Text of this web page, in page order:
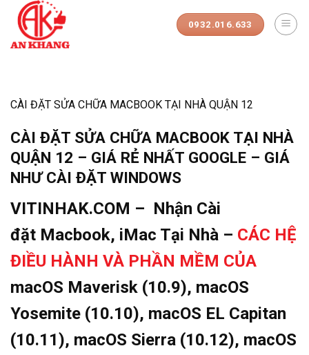
Skip
content
0932.016.633
CÀI ĐẶT SỬA CHỮA MACBOOK TẠI NHÀ QUẬN 12
CÀI ĐẶT SỬA CHỮA MACBOOK TẠI NHÀ
QUẬN 12 – GIÁ RẺ NHẤT GOOGLE – GIÁ
NHƯ CÀI ĐẶT WINDOWS
VITINHAK.COM – Nhận Cài
đặt Macbook, iMac Tại Nhà – CÁC HỆ
ĐIỀU HÀNH VÀ PHẦN MỀM CỦA
macOS Maverisk (10.9), macOS
Yosemite (10.10), macOS EL Capitan
(10.11), macOS Sierra (10.12), macOS